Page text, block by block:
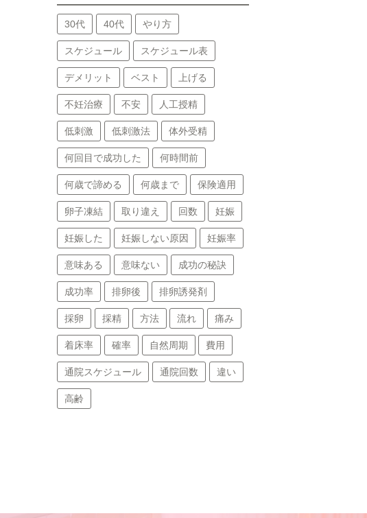
30代 40代 やり方
スケジュール スケジュール表
デメリット ベスト 上げる
不妊治療 不安 人工授精
低刺激 低刺激法 体外受精
何回目で成功した 何時間前
何歳で諦める 何歳まで 保険適用
卵子凍結 取り違え 回数 妊娠
妊娠した 妊娠しない原因 妊娠率
意味ある 意味ない 成功の秘訣
成功率 排卵後 排卵誘発剤
採卵 採精 方法 流れ 痛み
着床率 確率 自然周期 費用
通院スケジュール 通院回数 違い
高齢